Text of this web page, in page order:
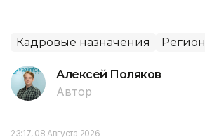
Кадровые назначения
Алексей Поляков
Автор
23:17, 08 Августа 2026